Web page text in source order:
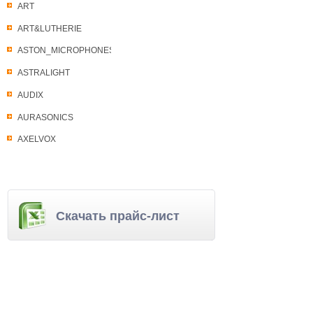
ART
ART&LUTHERIE
ASTON_MICROPHONES
ASTRALIGHT
AUDIX
AURASONICS
AXELVOX
Скачать прайс-лист